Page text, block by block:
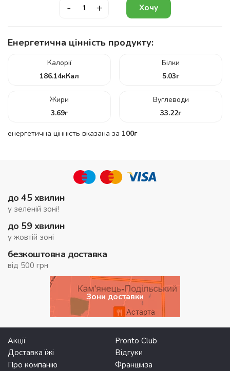
- + Хочу
Енергетична цінність продукту:
Калорії
186.14кКал
Білки
5.03г
Жири
3.69г
Вуглеводи
33.22г
енергетична цінність вказана за 100г
до 45 хвилин
у зеленій зоні!
до 59 хвилин
у жовтій зоні
безкоштовна доставка
від 500 грн
Зони доставки
Акції
Pronto Club
Доставка їжі
Відгуки
Про компанію
Франшиза